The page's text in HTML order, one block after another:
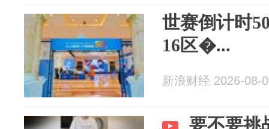
世赛倒计时
16区�...
新浪财经 2026-08-
要不要挑